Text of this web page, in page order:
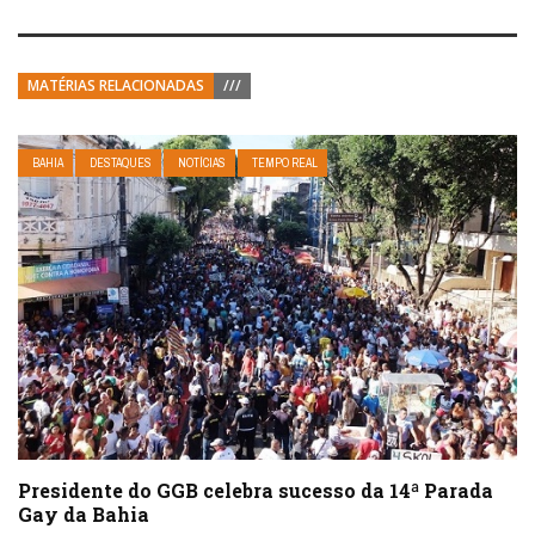
MATÉRIAS RELACIONADAS ///
BAHIA DESTAQUES NOTÍCIAS TEMPO REAL
Presidente do GGB celebra sucesso da 14ª Parada
Gay da Bahia